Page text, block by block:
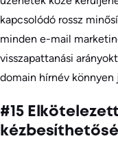
kapcsolódó rossz
minden e-mail
visszapattanási
domain hírnév könnyen
#15